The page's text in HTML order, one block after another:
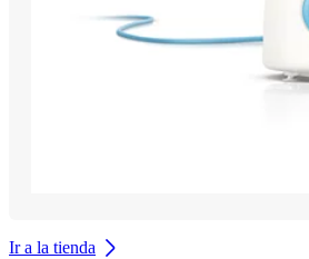
Ir a la tienda